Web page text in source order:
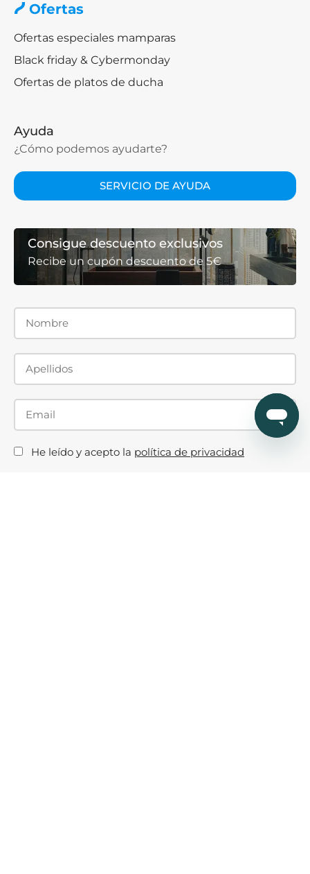
Ofertas
Ofertas especiales mamparas
Black friday & Cybermonday
Ofertas de platos de ducha
Ayuda
¿Cómo podemos ayudarte?
SERVICIO DE AYUDA
Consigue descuento exclusivos
Recibe un cupón descuento de 5€
He leído y acepto la política de privacidad